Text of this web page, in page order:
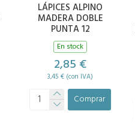
LÁPICES ALPINO
MADERA DOBLE
PUNTA 12
En stock
2,85 €
3,45 € (con IVA)
Comprar